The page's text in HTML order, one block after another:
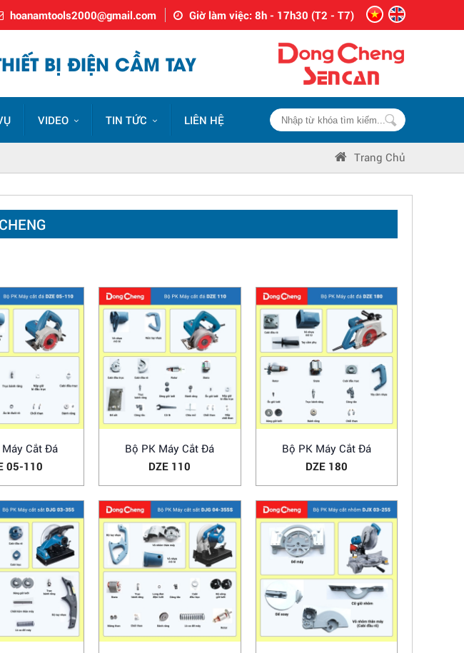
hoanamtools2000@gmail.com Giờ làm việc: 8h - 17h30 (T2 - T7)
BỊ ĐIỆN CẦM TAY
VIDEO TIN TỨC LIÊN HỆ
Trang Chủ
Cắt Đá
05-110
Bộ PK Máy Cắt Đá
DZE 110
Bộ PK Máy Cắt Đá
DZE 180